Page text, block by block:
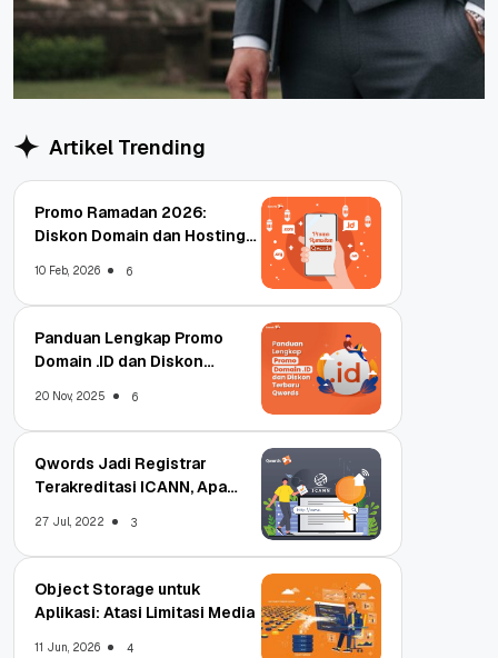
Artikel Trending
Promo Ramadan 2026:
Diskon Domain dan Hosting
10 Feb, 2026 6
Panduan Lengkap Promo
Domain .ID dan Diskon
20 Nov, 2025 6
Qwords Jadi Registrar
Terakreditasi ICANN, Apa
27 Jul, 2022 3
Object Storage untuk
Aplikasi: Atasi Limitasi Media
11 Jun, 2026 4